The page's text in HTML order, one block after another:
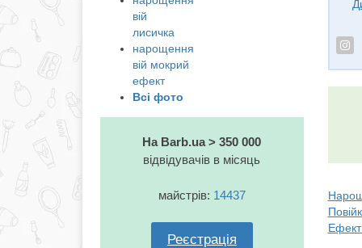
вій
лисичка
нарощення
вій мокрий
ефект
Всі фото
На Barb.ua > 350 000
відвідувачів в місяць
майстрів: 14437
Реєстрація